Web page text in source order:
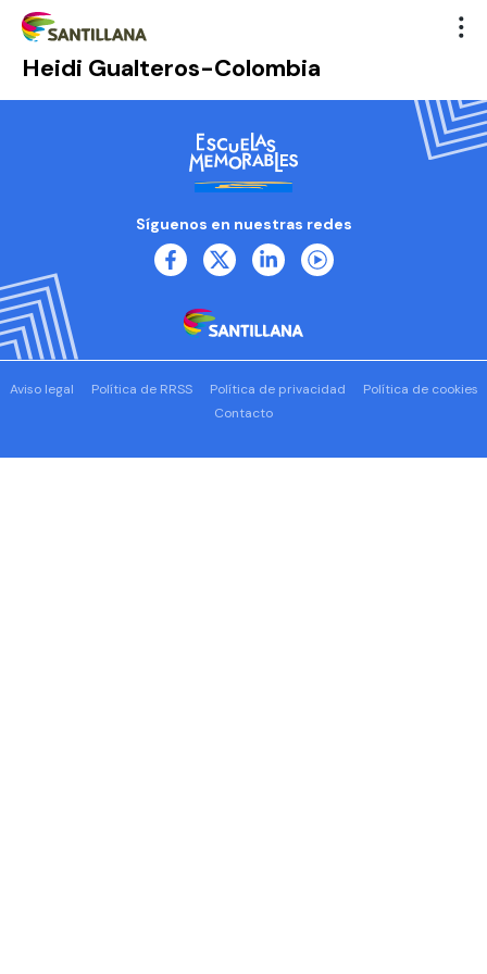
Heidi Gualteros-Colombia
Síguenos en nuestras redes
Aviso legal Política de RRSS Política de privacidad
Política de cookies
Contacto